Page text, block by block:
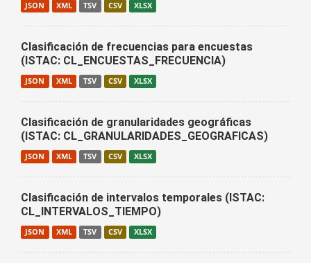
JSON XML TSV CSV XLSX
Clasificación de frecuencias para encuestas
(ISTAC: CL_ENCUESTAS_FRECUENCIA)
JSON XML TSV CSV XLSX
Clasificación de granularidades geográficas
(ISTAC: CL_GRANULARIDADES_GEOGRAFICAS)
JSON XML TSV CSV XLSX
Clasificación de intervalos temporales (ISTAC:
CL_INTERVALOS_TIEMPO)
JSON XML TSV CSV XLSX